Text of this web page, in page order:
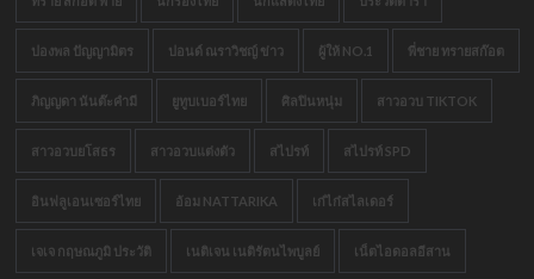
ปองพล ปัญญามิตร ปอนด์ ณราวิชญ์ ข่าว ผู้ให้ NO.1 พี่ชาย ทรายสก๊อต
ภิญญดา นันต๊ะคำมี ยูทูบเบอร์ไทย ศิลปินหนุ่ม สาวอวบ TIKTOK
สาวอวบยโสธร สาวอวบแต่งตัว สไปรท์ สไปรท์ SPD
อินฟลูเอนเซอร์ไทย อ้อม NATTARIKA เก๋ไก๋สไลเดอร์
เจเจ กฤษณภูมิ ประวัติ เนติเจน เนติรัตนไพบูลย์ เน็ตไอดอลอีสาน